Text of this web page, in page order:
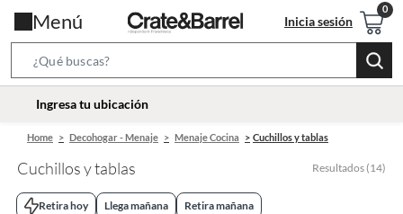
Menú Inicia sesión
Bar
location-
Ingresa tu ubicación
Home Decohogar - Menaje Menaje Cocina Cuchillos y tablas
Cuchillos y tablas Resultados (14)
Retira hoy Llega mañana Retira mañana